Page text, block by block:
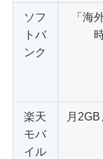
ソフ
トバ
ンク
「海
楽天
モバ
イル
月